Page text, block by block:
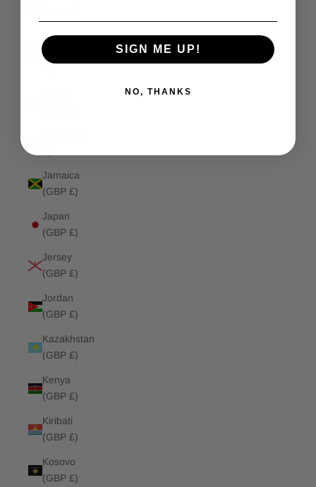
Isle of
Man (GBP
Jamaica
(GBP £)
Japan
(GBP £)
Jersey
(GBP £)
Jordan
(GBP £)
Kazakhstan
(GBP £)
Kenya
(GBP £)
Kiribati
(GBP £)
Kosovo
(GBP £)
SIGN ME UP!
NO, THANKS